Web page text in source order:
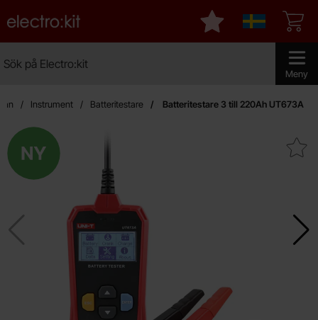
Meny
Startsidan för Electro:kit
Sverige
Mina favoriter
Instrument Batteritestare Batteritestare 3 till 220Ah UT673A
Makera batteritestare 3 till
Ny